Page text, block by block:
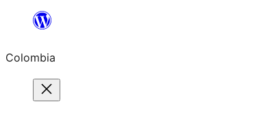
Saltar
contenido
Colombia